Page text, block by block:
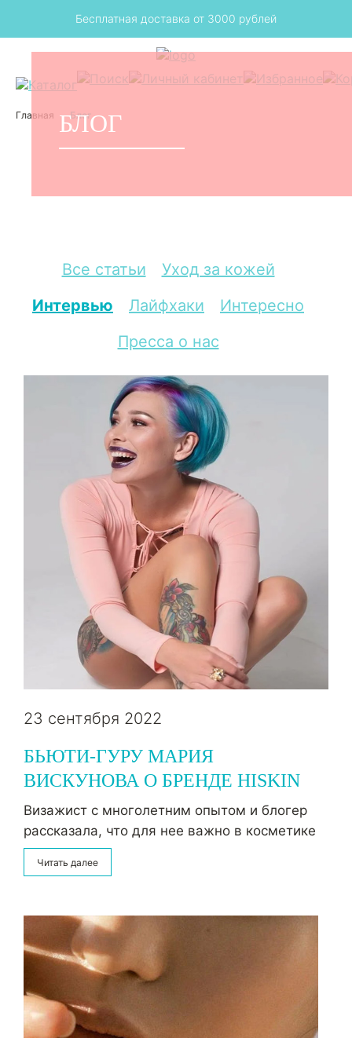
Бесплатная доставка от 3000 рублей
Главная Блог
БЛОГ
Все статьи
Уход за кожей
Интервью
Лайфхаки
Интересно
Пресса о нас
23 сентября 2022
БЬЮТИ-ГУРУ МАРИЯ
ВИСКУНОВА О БРЕНДЕ HISKIN
Визажист с многолетним опытом и блогер
рассказала, что для нее важно в косметике
Читать далее